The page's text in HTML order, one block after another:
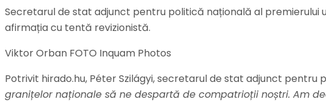
Secretarul de stat adjunct pentru politică națională al premierului
afirmația cu tentă revizionistă.
Viktor Orban FOTO Inquam Photos
Potrivit hirado.hu, Péter Szilágyi, secretarul de stat adjunct pentru
granițelor naționale să ne despartă de compatrioții noștri. Am